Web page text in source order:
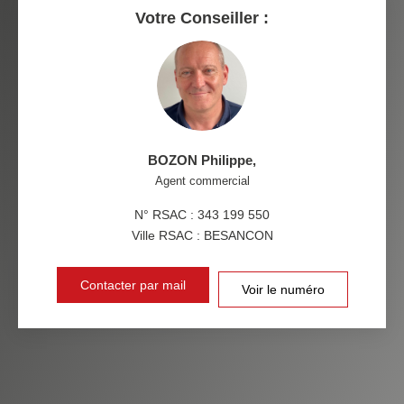
RESTAURANTS ET CAFÉS COMMERCES
Votre Conseiller :
BOZON Philippe,
Agent commercial
N° RSAC : 343 199 550
Ville RSAC : BESANCON
Contacter par mail Voir le numéro